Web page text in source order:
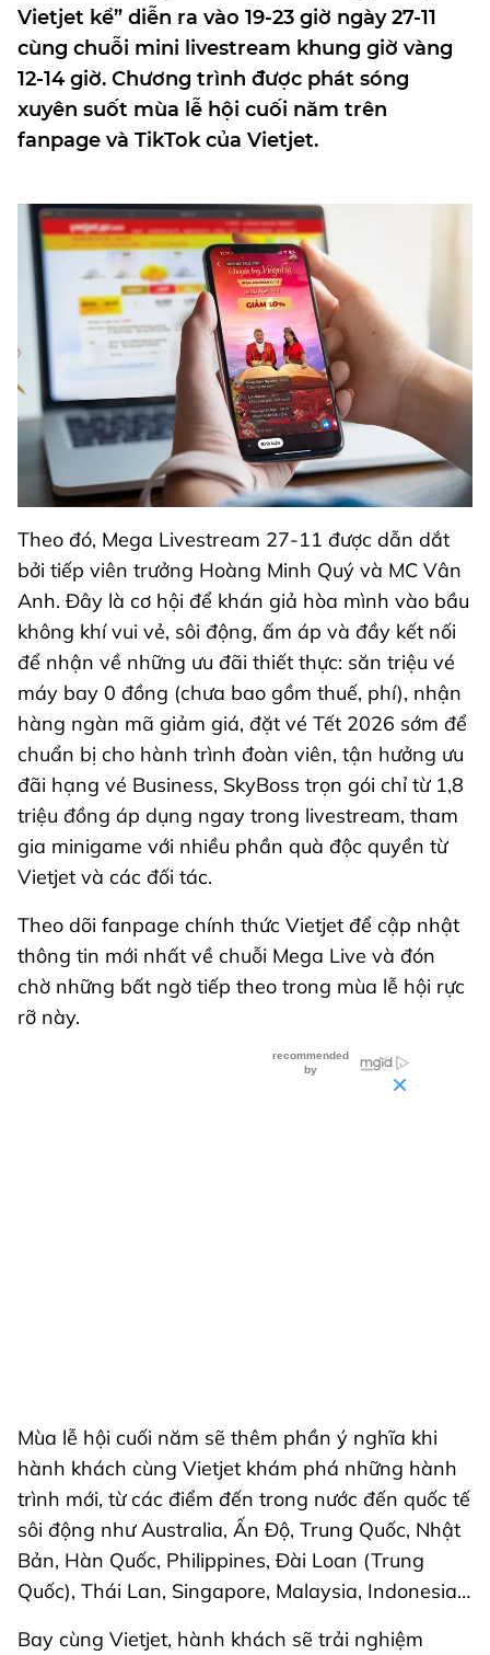
Vietjet kể” diễn ra vào 19-23 giờ ngày 27-11
cùng chuỗi mini livestream khung giờ vàng
12-14 giờ. Chương trình được phát sóng
xuyên suốt mùa lễ hội cuối năm trên
fanpage và TikTok của Vietjet.
Theo đó, Mega Livestream 27-11 được dẫn dắt
bởi tiếp viên trưởng Hoàng Minh Quý và MC Vân
Anh. Đây là cơ hội để khán giả hòa mình vào bầu
không khí vui vẻ, sôi động, ấm áp và đầy kết nối
để nhận về những ưu đãi thiết thực: săn triệu vé
máy bay 0 đồng (chưa bao gồm thuế, phí), nhận
hàng ngàn mã giảm giá, đặt vé Tết 2026 sớm để
chuẩn bị cho hành trình đoàn viên, tận hưởng ưu
đãi hạng vé Business, SkyBoss trọn gói chỉ từ 1,8
triệu đồng áp dụng ngay trong livestream, tham
gia minigame với nhiều phần quà độc quyền từ
Vietjet và các đối tác.
Theo dõi fanpage chính thức Vietjet để cập nhật
thông tin mới nhất về chuỗi Mega Live và đón
chờ những bất ngờ tiếp theo trong mùa lễ hội rực
rỡ này.
Mùa lễ hội cuối năm sẽ thêm phần ý nghĩa khi
hành khách cùng Vietjet khám phá những hành
trình mới, từ các điểm đến trong nước đến quốc tế
sôi động như Australia, Ấn Độ, Trung Quốc, Nhật
Bản, Hàn Quốc, Philippines, Đài Loan (Trung
Quốc), Thái Lan, Singapore, Malaysia, Indonesia…
Bay cùng Vietjet, hành khách sẽ trải nghiệm